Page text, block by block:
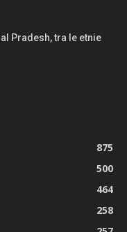
Pradesh, tra le etnie
875
500
464
258